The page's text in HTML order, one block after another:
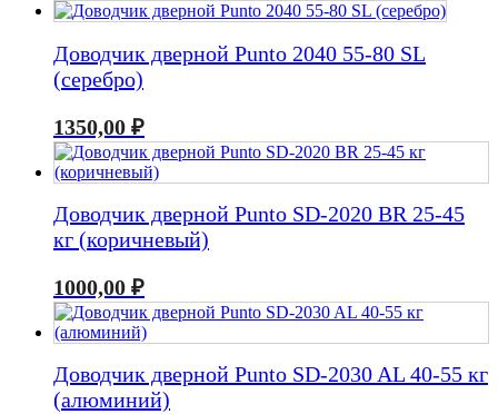
Доводчик дверной Punto 2040 55-80 SL
(серебро)
1350,00 ₽
Доводчик дверной Punto SD-2020 BR 25-45
кг (коричневый)
1000,00 ₽
Доводчик дверной Punto SD-2030 AL 40-55 кг
(алюминий)